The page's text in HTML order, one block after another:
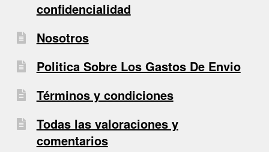
confidencialidad
Nosotros
Politica Sobre Los Gastos De Envio
Términos y condiciones
Todas las valoraciones y
comentarios